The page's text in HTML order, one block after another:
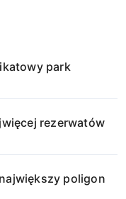
park
rezerwatów
poligon